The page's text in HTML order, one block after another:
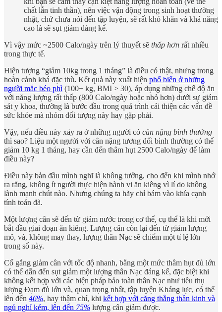
chất lẫn tinh thần), nên việc vận động trong sinh hoạt thường
nhật, chứ chưa nói đến tập luyện, sẽ rất khó khăn và khả năng
cao là sẽ sụt giảm đáng kể.
Vì vậy mức ~2500 Calo/ngày trên lý thuyết sẽ thấp hơn rất nhiều
trong thực tế.
Hiện tượng “giảm 10kg trong 1 tháng” là điều có thật, nhưng trong
hoàn cảnh khá đặc thù. Kết quả này xuất hiện phổ biến ở những
người mắc béo phì (100+ kg, BMI > 30), áp dụng những chế độ ăn
với năng lượng rất thấp (800 Calo/ngày hoặc nhỏ hơn) dưới sự giám
sát y khoa, thường là bước đầu trong quá trình cải thiện các vấn đề
sức khỏe mà nhóm đối tượng này hay gặp phải.
Vậy, nếu điều này xảy ra ở những người có cân nặng bình thường
thì sao? Liệu một người với cân nặng tương đối bình thường có thể
giảm 10 kg 1 tháng, hay cần đến thâm hụt 2500 Calo/ngày để làm
điều này?
Điều này bản đầu mình nghĩ là không tưởng, cho đến khi mình nhớ
ra rằng, không ít người thực hiện hành vi ăn kiêng vì lí do không
lành mạnh chút nào. Nhưng chúng ta hãy chỉ bám vào khía cạnh
tính toán đã.
Một lượng cân sẽ đến từ giảm nước trong cơ thể, cụ thể là khi mới
bắt đầu giai đoạn ăn kiêng. Lượng cân còn lại đến từ giảm lượng
mô, và, không may thay, lượng thân Nạc sẽ chiếm một tỉ lệ lớn
trong số này.
Cố gắng giảm cân với tốc độ nhanh, bằng một mức thâm hụt đủ lớn
có thể dẫn đến sụt giảm một lượng thân Nạc đáng kể, đặc biệt khi
không kết hợp với các biện pháp bảo toàn thân Nạc như tiêu thụ
lượng Đạm đủ lớn và, quan trọng nhất, tập luyện Kháng lực, có thể
lên đến 46%, hay thậm chí, khi kết hợp với căng thẳng thần kinh và
ngủ nghỉ kém, lên đến 75% lượng cân giảm được.